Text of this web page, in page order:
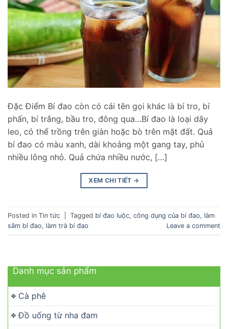
Đặc Điểm Bí đao còn có cái tên gọi khác là bí tro, bí
phấn, bí trắng, bầu tro, đông qua…Bí đao là loại dây
leo, có thể trồng trên giàn hoặc bò trên mặt đất. Quả
bí đao có màu xanh, dài khoảng một gang tay, phủ
nhiều lông nhỏ. Quả chứa nhiều nước, […]
XEM CHI TIẾT →
Posted in Tin tức Tagged bí đao luộc, công dụng của bí đao, làm
sâm bí đao, làm trà bí đao Leave a comment
Danh mục sản phẩm
Cà phê
Đồ uống từ nha đam